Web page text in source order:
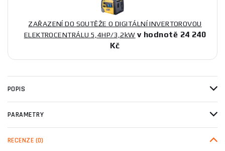
ZAŘAZENÍ DO SOUTĚŽE O DIGITÁLNÍ INVERTOROVOU
ELEKTROCENTRÁLU 5,4HP/3,2kW v hodnotě 24 240
Kč
POPIS
PARAMETRY
RECENZE (0)